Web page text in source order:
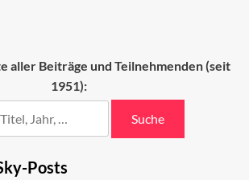
aller Beiträge und Teilnehmenden (seit
1951):
Suche
Posts